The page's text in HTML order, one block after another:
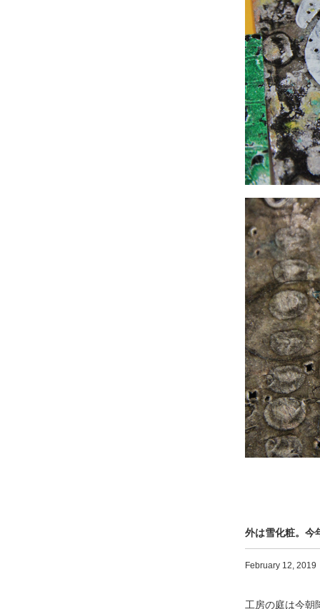
外は雪化粧。今
February 12, 2019
工房の庭は今朝